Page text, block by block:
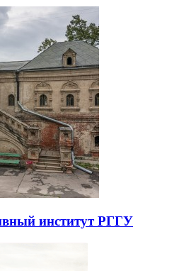
институт РГГУ